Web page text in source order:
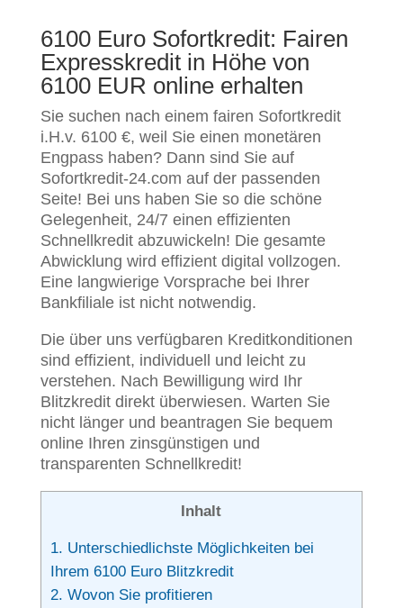
6100 Euro Sofortkredit: Fairen
Expresskredit in Höhe von
6100 EUR online erhalten
Sie suchen nach einem fairen Sofortkredit
i.H.v. 6100 €, weil Sie einen monetären
Engpass haben? Dann sind Sie auf
Sofortkredit-24.com auf der passenden
Seite! Bei uns haben Sie so die schöne
Gelegenheit, 24/7 einen effizienten
Schnellkredit abzuwickeln! Die gesamte
Abwicklung wird effizient digital vollzogen.
Eine langwierige Vorsprache bei Ihrer
Bankfiliale ist nicht notwendig.
Die über uns verfügbaren Kreditkonditionen
sind effizient, individuell und leicht zu
verstehen. Nach Bewilligung wird Ihr
Blitzkredit direkt überwiesen. Warten Sie
nicht länger und beantragen Sie bequem
online Ihren zinsgünstigen und
transparenten Schnellkredit!
Inhalt
1. Unterschiedlichste Möglichkeiten bei
Ihrem 6100 Euro Blitzkredit
2. Wovon Sie profitieren